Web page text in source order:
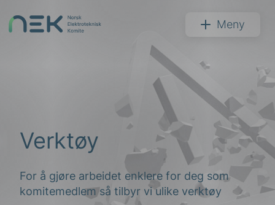
innhold
NEK Meny
Verktøy
For å gjøre arbeidet enklere for deg som
komitemedlem så tilbyr vi ulike verktøy